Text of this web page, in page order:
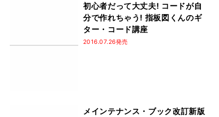
初心者だって大丈夫! コードが自
分で作れちゃう! 指板図くんのギ
ター・コード講座
2016.07.26発売
メインテナンス・ブック改訂新版